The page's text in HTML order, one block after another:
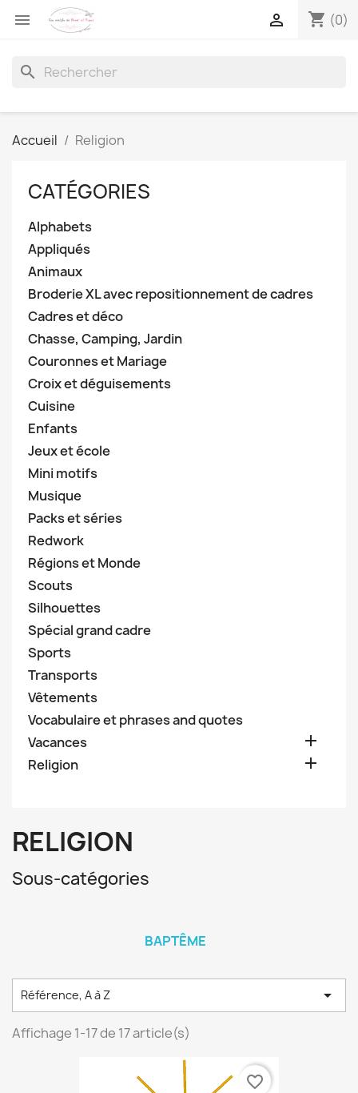
 shopping_cart (0)

search
Accueil Religion
CATÉGORIES
Alphabets
Appliqués
Animaux
Broderie XL avec repositionnement de cadres
Cadres et déco
Chasse, Camping, Jardin
Couronnes et Mariage
Croix et déguisements
Cuisine
Enfants
Jeux et école
Mini motifs
Musique
Packs et séries
Redwork
Régions et Monde
Scouts
Silhouettes
Spécial grand cadre
Sports
Transports
Vêtements
Vocabulaire et phrases and quotes
Vacances

Religion 
RELIGION
Sous-catégories
BAPTÊME
Référence, A à Z 
Affichage 1-17 de 17 article(s)
favorite_border